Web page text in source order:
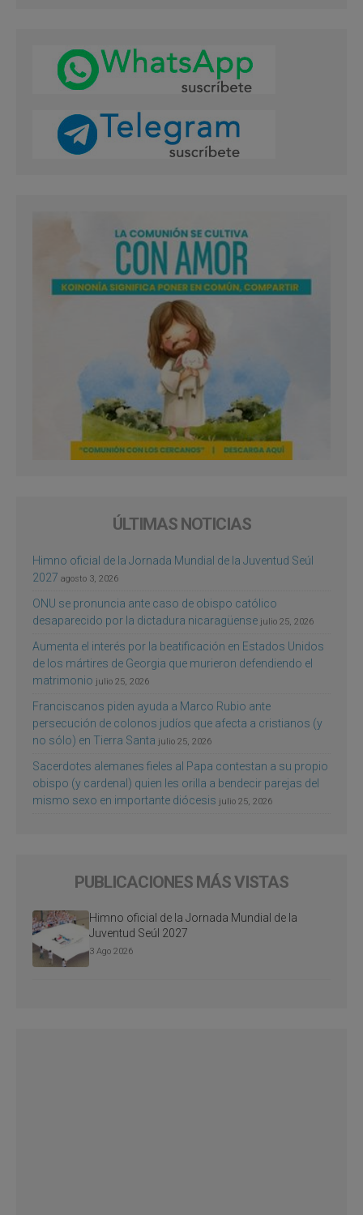
ÚLTIMAS NOTICIAS
Himno oficial de la Jornada Mundial de la Juventud Seúl
2027 agosto 3, 2026
ONU se pronuncia ante caso de obispo católico
desaparecido por la dictadura nicaragüense julio 25, 2026
Aumenta el interés por la beatificación en Estados Unidos
de los mártires de Georgia que murieron defendiendo el
matrimonio julio 25, 2026
Franciscanos piden ayuda a Marco Rubio ante
persecución de colonos judíos que afecta a cristianos (y
no sólo) en Tierra Santa julio 25, 2026
Sacerdotes alemanes fieles al Papa contestan a su propio
obispo (y cardenal) quien les orilla a bendecir parejas del
mismo sexo en importante diócesis julio 25, 2026
PUBLICACIONES MÁS VISTAS
Himno oficial de la Jornada Mundial de la
Juventud Seúl 2027
3 Ago 2026